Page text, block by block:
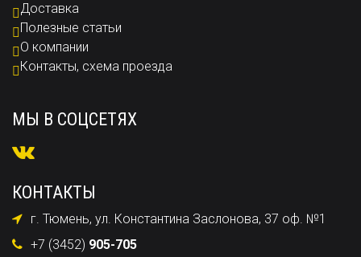
Доставка
Полезные статьи
О компании
Контакты, схема проезда
МЫ В СОЦСЕТЯХ
КОНТАКТЫ
г. Тюмень, ул. Константина Заслонова, 37 оф. №1
+7 (3452) 905-705